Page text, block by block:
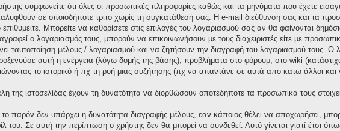
συμφωνείτε ότι όλες οι προσωπικές πληροφορίες καθώς και τα μηνύματα που έχετε
σε οποιοδήποτε τρίτο χωρίς τη συγκατάθεσή σας. Η e-mail διεύθυνση σας και τα
επιθυμείτε. Μπορείτε να καθορίσετε στις επιλογές του λογαριασμού σας αν θα φαίνονται
ο λογαριασμός τους, μπορούν να επικοινωνήσουν με τους διαχειριστές είτε με
ταυτοποίηση μέλους / λογαριασμού και να ζητήσουν την διαγραφή του λογαριασμού τους.
αυτή η ενέργεια (λόγω δομής της βάσης), προβλήματα στο φόρουμ, στο wiki
το ιστορικό ή πχ τη ροή μιας συζήτησης (πχ να απαντάνε σε αυτά απο κατω άλλοι
της ιστοσελίδας έχουν τη δυνατότητα να διορθώσουν οποτεδήποτε τα προσωπικά τους
το παρόν δεν υπάρχει η δυνατότητα διαγραφής μέλους, εαν κάποιος θέλει να αποχωρήσει,
του. Σε αυτή την περίπτωση ο χρήστης δεν θα μπορεί να συνδεθεί. Αυτό γίνεται γιατί έτσι